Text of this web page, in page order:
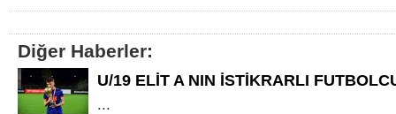
Diğer Haberler:
U/19 ELİT A NIN İSTİKRARLI
...